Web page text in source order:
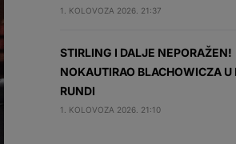
1. KOLOVOZA 2026. 21:37
STIRLING I DALJE NEPORAŽEN!
NOKAUTIRAO BLACHOWICZA U
RUNDI
1. KOLOVOZA 2026. 21:10